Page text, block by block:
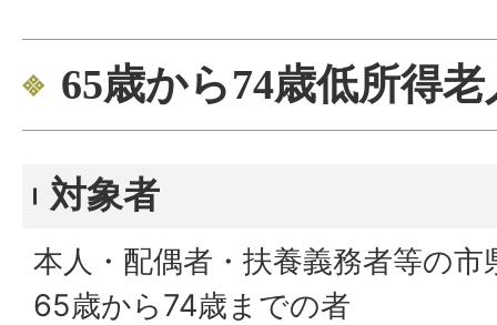
65歳から74歳低所得老
対象者
本人・配偶者・扶養義務者等の
65歳から74歳までの者